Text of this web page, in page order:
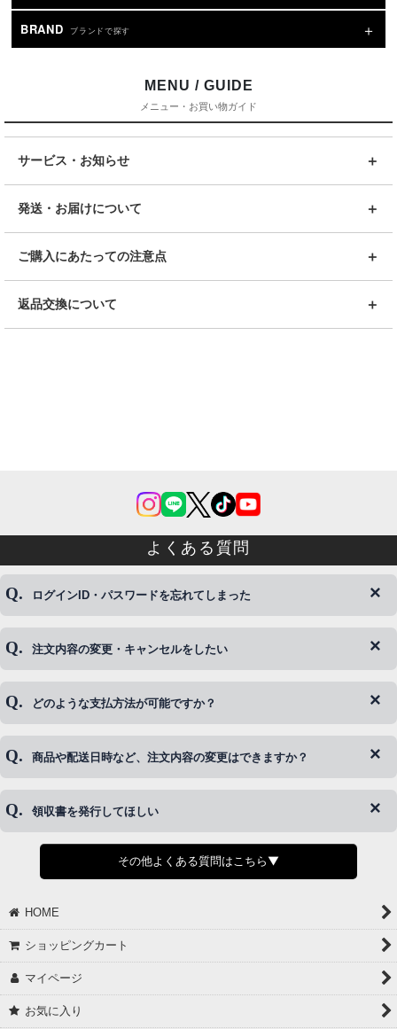
BRAND ブランドで探す
MENU / GUIDE
メニュー・お買い物ガイド
サービス・お知らせ
発送・お届けについて
ご購入にあたっての注意点
返品交換について
よくある質問
ログインID・パスワードを忘れてしまった
◆下記ページより、ログインIDの変更が可能です。
注文内容の変更・キャンセルをしたい
◆即日発送を行なっている関係上、午後以降のご連絡やキャンセル
※発送後、発送準備が完了しお手続きが間に合わない場合は変更、
どのような支払方法が可能ですか？
◆代金引換・クレジットカード・携帯キャリア決済・おねだり決
商品や配送日時など、注文内容の変更はできますか？
◆商品発送前の変更は承っております。
さい。
領収書を発行してほしい
◆領収書はご希望頂いた場合のみ発行しております。
【これからご注文する場合】
願いします。
②宛名（空欄は上様は不可）
③但し書き（空欄やお品代は不可）
その他よくある質問はこちら▼
HOME
ショッピングカート
マイページ
お気に入り